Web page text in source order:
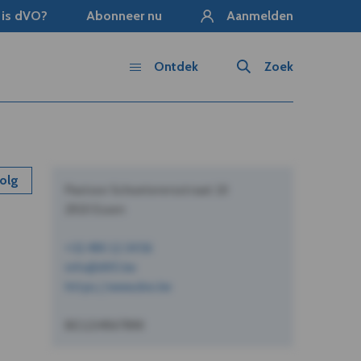
dVO? Abonneer nu Aanmelden
Zoek
Ontdek